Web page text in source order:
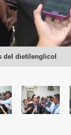
del dietilenglicol